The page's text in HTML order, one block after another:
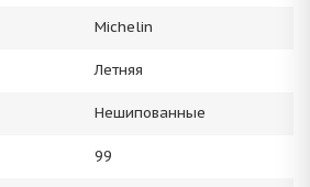
Michelin
Летняя
Нешипованные
99